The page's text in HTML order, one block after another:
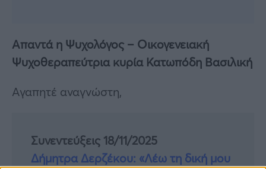
Απαντά η Ψυχολόγος – Οικογενειακή
Ψυχοθεραπεύτρια κυρία Κατωπόδη Βασιλική
Αγαπητέ αναγνώστη,
Συνεντεύξεις 18/11/2025
Δήμητρα Δερζέκου: «Λέω τη δική μου